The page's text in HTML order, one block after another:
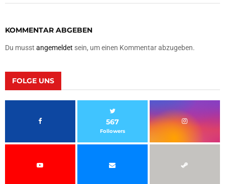
KOMMENTAR ABGEBEN
Du musst angemeldet sein, um einen Kommentar abzugeben.
FOLGE UNS
567
Followers